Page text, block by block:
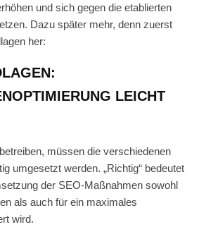
und sich gegen die etablierten
Dazu später mehr, denn zuerst
her:
LEICHT
müssen die verschiedenen
umgesetzt werden. „Richtig“ bedeutet
der SEO-Maßnahmen sowohl
als auch für ein maximales
wird.